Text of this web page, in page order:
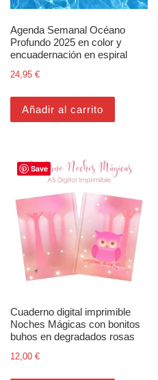
Agenda Semanal Océano
Profundo 2025 en color y
encuadernación en espiral
24,95 €
Añadir al carrito
Save
Cuaderno digital imprimible
Noches Mágicas con bonitos
buhos en degradados rosas
12,00 €